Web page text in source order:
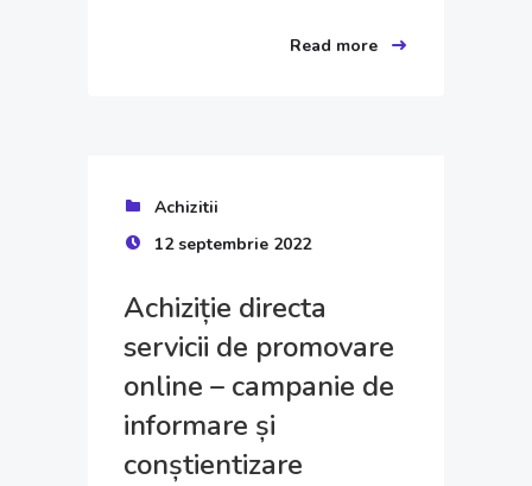
Read more
Achizitii
12 septembrie 2022
Achiziție directa
servicii de promovare
online – campanie de
informare și
conștientizare